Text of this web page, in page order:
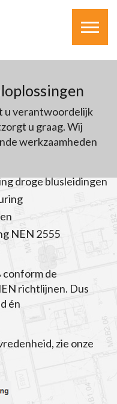
u verantwoordelijk
u graag. Wij
werkzaamheden
droge blusleidingen
NEN 2555
conform de
richtlijnen. Dus
én
zie onze